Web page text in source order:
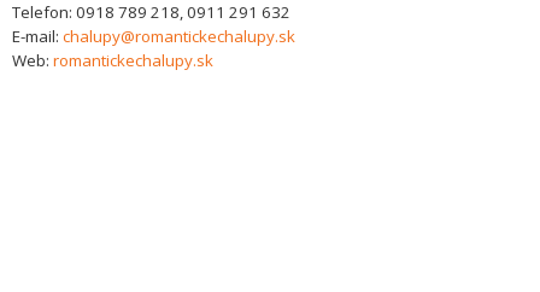
Telefon: 0918 789 218, 0911 291 632
E-mail: chalupy@romantickechalupy.sk
Web: romantickechalupy.sk